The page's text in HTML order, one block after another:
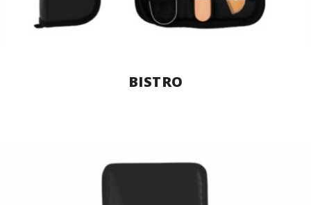
BISTRO